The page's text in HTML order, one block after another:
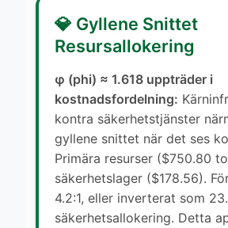
💎 Gyllene Snittet
Resursallokering
φ (phi) ≈ 1.618 uppträder i
kostnadsfordelning:
kontra säkerhetstjänster
gyllene snittet när det ses
Primära resurser ($750.80
säkerhetslager ($178.56).
4.2:1, eller inverterat som
säkerhetsallokering. Detta